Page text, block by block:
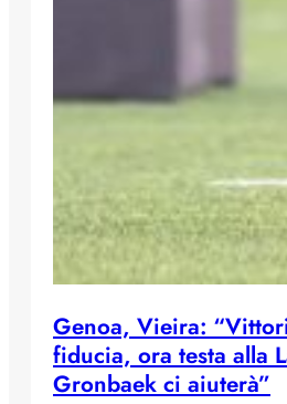
Genoa, Vieira:
fiducia, ora testa alla
Gronbaek ci aiuterà”